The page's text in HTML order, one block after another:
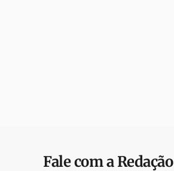
Fale com a Redação